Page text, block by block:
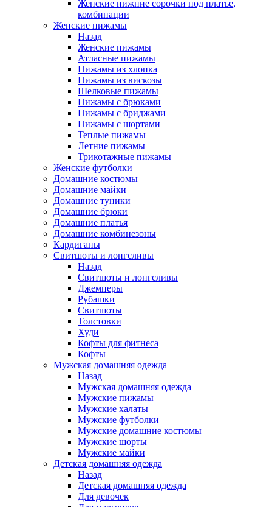
Женские нижние сорочки под платье,
комбинации
Женские пижамы
Назад
Женские пижамы
Атласные пижамы
Пижамы из хлопка
Пижамы из вискозы
Шелковые пижамы
Пижамы с брюками
Пижамы с бриджами
Пижамы с шортами
Теплые пижамы
Летние пижамы
Трикотажные пижамы
Женские футболки
Домашние костюмы
Домашние майки
Домашние туники
Домашние брюки
Домашние платья
Домашние комбинезоны
Кардиганы
Свитшоты и лонгсливы
Назад
Свитшоты и лонгсливы
Джемперы
Рубашки
Свитшоты
Толстовки
Худи
Кофты для фитнеса
Кофты
Мужская домашняя одежда
Назад
Мужская домашняя одежда
Мужские пижамы
Мужские халаты
Мужские футболки
Мужские домашние костюмы
Мужские шорты
Мужские майки
Детская домашняя одежда
Назад
Детская домашняя одежда
Для девочек